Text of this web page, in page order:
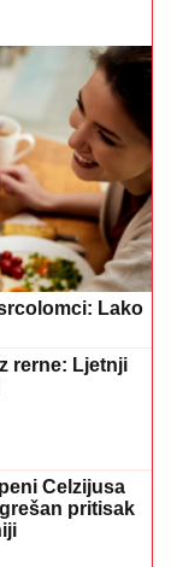
Lako
rerne: Ljetnji
Celzijusa
pritisak